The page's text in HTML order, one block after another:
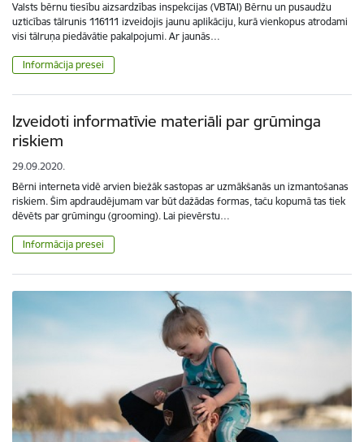
Valsts bērnu tiesību aizsardzības inspekcijas (VBTAI) Bērnu un pusaudžu
uzticības tālrunis 116111 izveidojis jaunu aplikāciju, kurā vienkopus atrodami
visi tālruņa piedāvātie pakalpojumi. Ar jaunās…
Informācija presei
Izveidoti informatīvie materiāli par grūminga
riskiem
29.09.2020.
Bērni interneta vidē arvien biežāk sastopas ar uzmākšanās un izmantošanas
riskiem. Šim apdraudējumam var būt dažādas formas, taču kopumā tas tiek
dēvēts par grūmingu (grooming). Lai pievērstu…
Informācija presei